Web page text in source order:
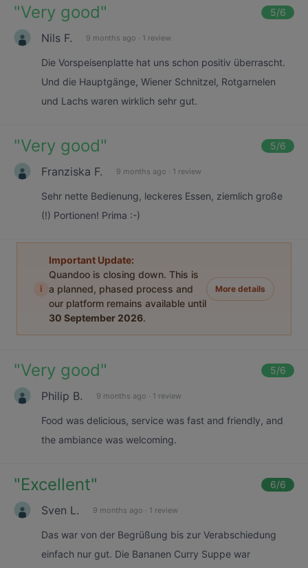
"Very good" 5/6
Nils F. 9 months ago · 1 review
Die Vorspeisenplatte hat uns schon positiv überrascht.
Und die Hauptgänge, Wiener Schnitzel, Rotgarnelen
und Lachs waren wirklich sehr gut.
"Very good" 5/6
Franziska F. 9 months ago · 1 review
Sehr nette Bedienung, leckeres Essen, ziemlich große
(!) Portionen! Prima :-)
i
Important Update:
Quandoo is closing down. This is
a planned, phased process and
our platform remains available until
30 September 2026.
More details
"Very good" 5/6
Philip B. 9 months ago · 1 review
Food was delicious, service was fast and friendly, and
the ambiance was welcoming.
"Excellent" 6/6
Sven L. 9 months ago · 1 review
Das war von der Begrüßung bis zur Verabschiedung
einfach nur gut. Die Bananen Curry Suppe war